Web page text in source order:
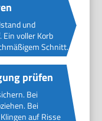
und
Ein voller Korb
Schnitt.
prüfen
Bei
Bei
auf Risse